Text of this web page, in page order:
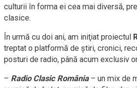
culturii în forma ei cea mai diversă,
clasice.
În urmă cu doi ani, am iniţiat proiectul
treptat o platformă de știri, cronici,
posturi de radio, până acum exclusiv
– Radio Clasic România– un mix de